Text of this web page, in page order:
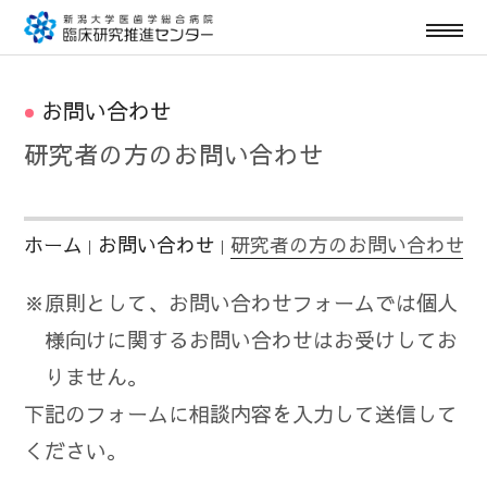
お問い合わせ
研究者の方のお問い合わせ
ホーム お問い合わせ ｜研究者の方のお問い合わせ
※原則として、お問い合わせフォームでは個人
様向けに関するお問い合わせはお受けしてお
りません。
下記のフォームに相談内容を入力して送信して
ください。